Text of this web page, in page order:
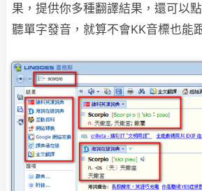
果，提供你多種翻譯結果，還可以
聽單字發音，就算不會KK音標也能